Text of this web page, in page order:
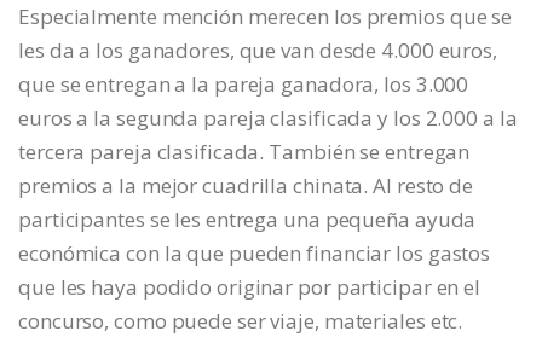
Especialmente mención merecen los premios que se
les da a los ganadores, que van desde 4.000 euros,
que se entregan a la pareja ganadora, los 3.000
euros a la segunda pareja clasificada y los 2.000 a la
tercera pareja clasificada. También se entregan
premios a la mejor cuadrilla chinata. Al resto de
participantes se les entrega una pequeña ayuda
económica con la que pueden financiar los gastos
que les haya podido originar por participar en el
concurso, como puede ser viaje, materiales etc.